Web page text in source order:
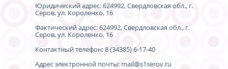
Юридический адрес: 624992, Свердловская обл., г.
Серов, ул. Короленко, 16
Фактический адрес: 624992, Свердловская обл., г.
Серов, ул. Короленко, 16
Контактный телефон: 8 (34385) 6-17-40
Адрес электронной почты: mail@s1serov.ru